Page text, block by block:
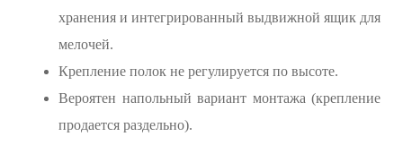
хранения и интегрированный выдвижной ящик для
мелочей.
Крепление полок не регулируется по высоте.
Вероятен напольный вариант монтажа (крепление
продается раздельно).